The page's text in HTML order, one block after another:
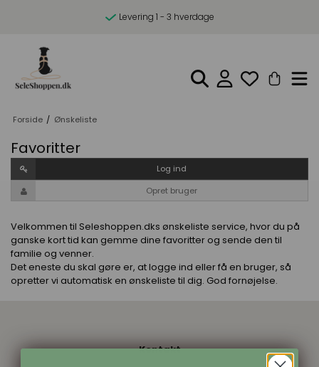
Levering 1 - 3 hverdage
Forside / Ønskeliste
Favoritter
Log ind
Opret bruger
Velkommen til Seleshoppen.dks ønskeliste service, hvor du på
ganske kort tid kan gemme dine favoritter og sende den til
familie og venner.
Det eneste du skal gøre er, at logge ind eller få en bruger, så
opretter vi automatisk en ønskeliste til dig. God fornøjelse.
Kontakt